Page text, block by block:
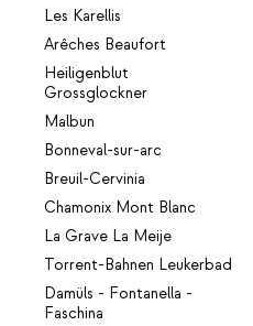
Les Karellis
Arêches Beaufort
Heiligenblut
Grossglockner
Malbun
Bonneval-sur-arc
Breuil-Cervinia
Chamonix Mont Blanc
La Grave La Meije
Torrent-Bahnen Leukerbad
Damüls - Fontanella -
Faschina